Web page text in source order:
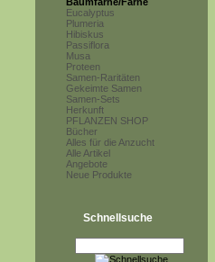
Eucalyptus
Plumeria
Hibiskus
Passiflora
Musa
Proteen
Samen-Raritäten
Gekeimte Samen
Samen-Sets
Herkunft
PFLANZEN SHOP
Bücher
Alles für die Anzucht
Alle Artikel
Angebote
Neue Produkte
Schnellsuche